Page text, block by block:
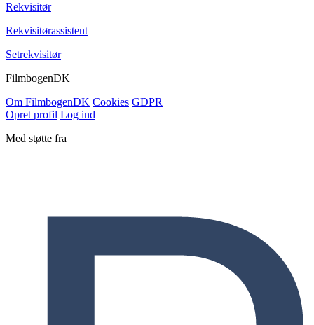
Rekvisitør
Rekvisitørassistent
Setrekvisitør
FilmbogenDK
Om FilmbogenDK Cookies GDPR
Opret profil Log ind
Med støtte fra